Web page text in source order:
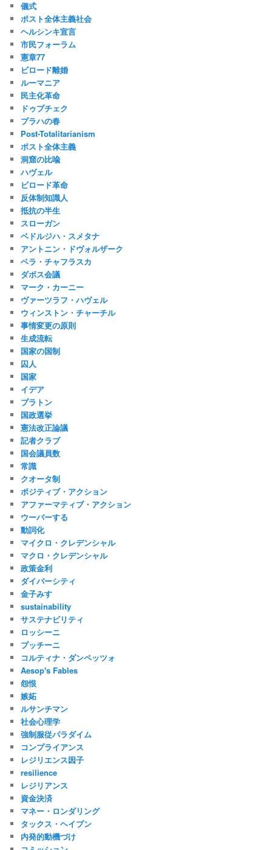
儀式
ポスト全体主義社会
ヘルシンキ宣言
市民フォーラム
憲章77
ビロード離婚
ルーマニア
民主化革命
ドゥプチェク
プラハの春
Post-Totalitarianism
ポスト全体主義
洞窟の比喩
ハヴェル
ビロード革命
反体制知識人
抵抗の半生
スローガン
ベドルジハ・スメタナ
アントニン・ドヴォルザーク
ベラ・チャフラスカ
ダボス会議
マーク・カーニー
ヴァーツラフ・ハヴェル
ウィンストン・チャーチル
事情変更の原則
生成流転
国家の国制
囚人
国家
イデア
プラトン
国政選挙
憲法改正論議
記者クラブ
国会議員数
常識
クオータ制
ポジティブ・アクション
アファーマティブ・アクション
ウーバーする
動詞化
マイクロ・クレデンシャル
マクロ・クレデンシャル
政策金利
ダイバーシティ
金子みすゞ
sustainability
サステナビリティ
ロッシーニ
プッチーニ
コルティナ・ダンペッツォ
Aesop's Fables
怨恨
嫉妬
ルサンチマン
社会心理学
強制服従パラダイム
コンプライアンス
レジリエンス因子
resilience
レジリアンス
資金決済
マネー・ロンダリング
タックス・ヘイブン
内発的動機づけ